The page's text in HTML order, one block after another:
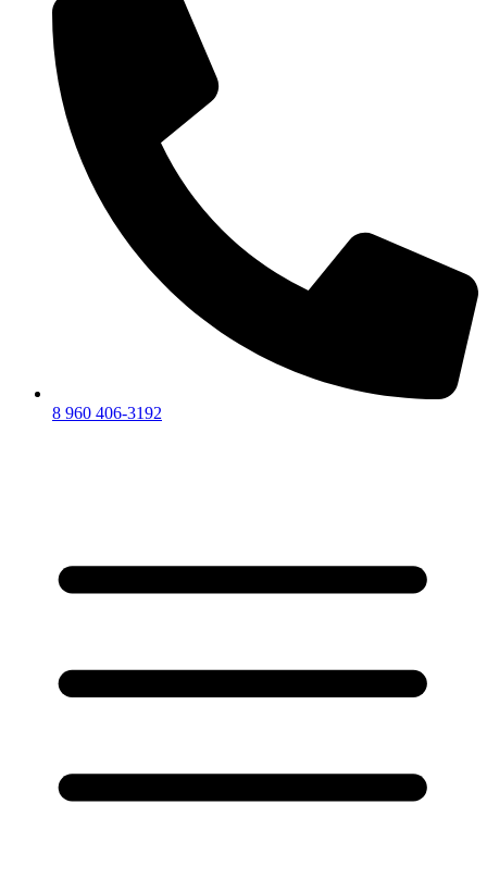
8 960 406-3192